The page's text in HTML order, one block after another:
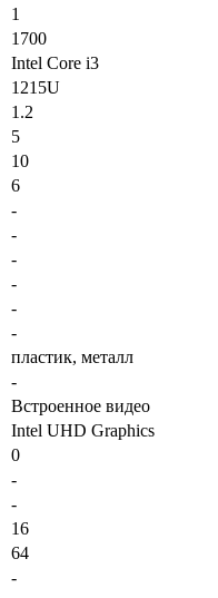
1
1700
Intel Core i3
1215U
1.2
5
10
6
-
-
-
-
-
-
пластик, металл
-
Встроенное видео
Intel UHD Graphics
0
-
-
16
64
-